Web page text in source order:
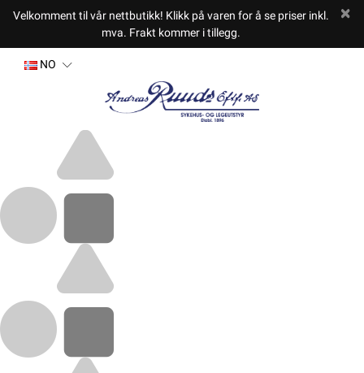
Velkomment til vår nettbutikk! Klikk på varen for å se priser inkl.
mva. Frakt kommer i tillegg.
NO